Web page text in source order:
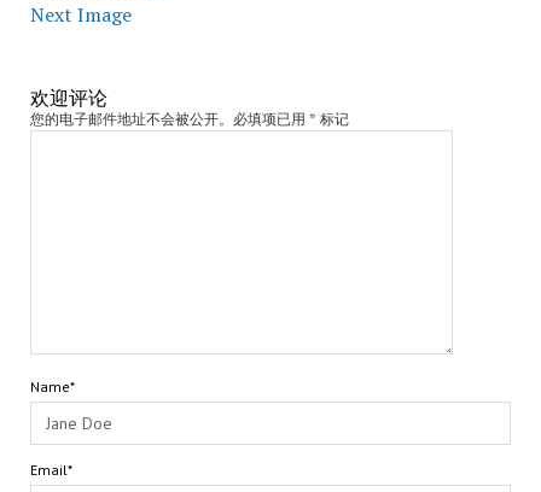
Next Image
欢迎评论
您的电子邮件地址不会被公开。必填项已用 * 标记
Name*
Email*